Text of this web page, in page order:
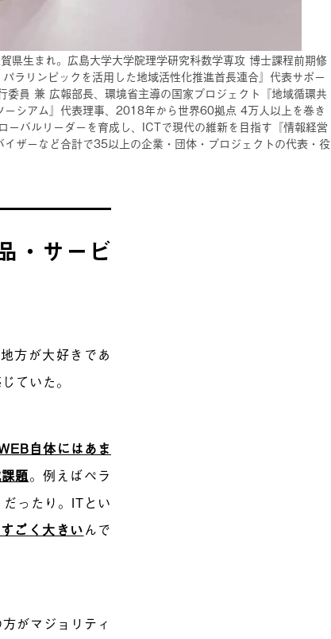
県生まれ。広島大学大学院理学研究科数学専攻 博士課程前期修
ラリンピックを活用した地域活性化推進首長連合』代表サポー
員 兼 広報部長、環境省主導の国家プロジェクト『地域循環共
シアム』代表理事、2018年から世界60拠点 4万人以上を巻き
バルリーダーを育成し、ICTで現代の維新を目指す『情報経営
ザーなど合計で35以上の企業・団体・プロジェクトの代表・役
・サービ
方が大好きであ
ていた。
自体にはあま
題。例えばペラ
ったり。ITとい
ごく大きいんで
がマジョリティ